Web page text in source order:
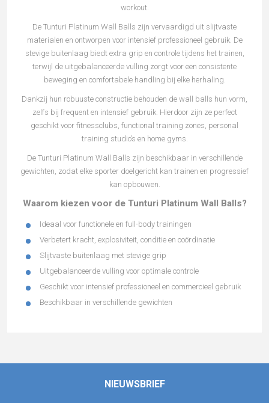
workout.
De Tunturi Platinum Wall Balls zijn vervaardigd uit slijtvaste
materialen en ontworpen voor intensief professioneel gebruik. De
stevige buitenlaag biedt extra grip en controle tijdens het trainen,
terwijl de uitgebalanceerde vulling zorgt voor een consistente
beweging en comfortabele handling bij elke herhaling.
Dankzij hun robuuste constructie behouden de wall balls hun vorm,
zelfs bij frequent en intensief gebruik. Hierdoor zijn ze perfect
geschikt voor fitnessclubs, functional training zones, personal
training studio’s en home gyms.
De Tunturi Platinum Wall Balls zijn beschikbaar in verschillende
gewichten, zodat elke sporter doelgericht kan trainen en progressief
kan opbouwen.
Waarom kiezen voor de Tunturi Platinum Wall Balls?
Ideaal voor functionele en full-body trainingen
Verbetert kracht, explosiviteit, conditie en coördinatie
Slijtvaste buitenlaag met stevige grip
Uitgebalanceerde vulling voor optimale controle
Geschikt voor intensief professioneel en commercieel gebruik
Beschikbaar in verschillende gewichten
NIEUWSBRIEF